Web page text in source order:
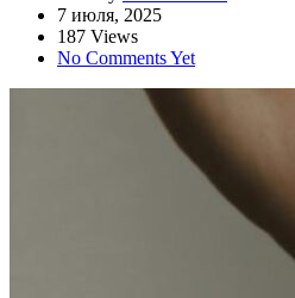
7 июля, 2025
187 Views
No Comments Yet